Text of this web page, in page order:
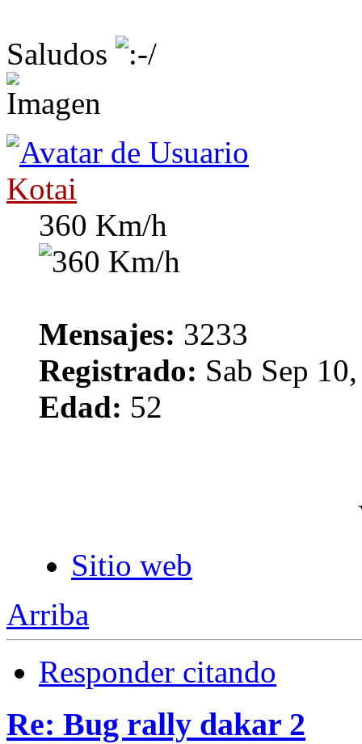
Saludos
Kotai
360 Km/h
Mensajes: 3233
Registrado: Sab Sep
Edad: 52
Sitio web
Arriba
Responder citando
Re: Bug rally dakar 2